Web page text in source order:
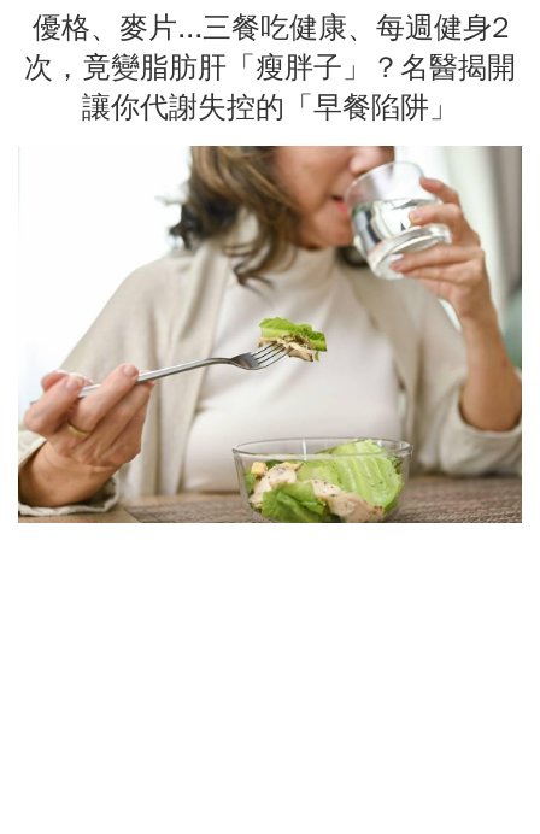
優格、麥片...三餐吃健康、每週健身2
次，竟變脂肪肝「瘦胖子」？名醫揭開
讓你代謝失控的「早餐陷阱」